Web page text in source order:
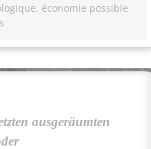
économie possible
ausgeräumten